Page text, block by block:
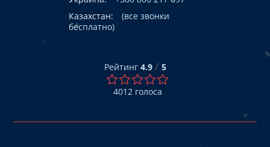
Казахстан:
(все звонки
бесплатно)
Рейтинг 4.9/ 5
4012 голоса